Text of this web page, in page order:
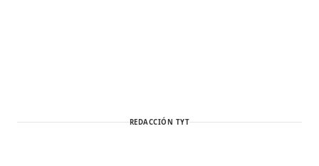
REDACCIÓN TYT